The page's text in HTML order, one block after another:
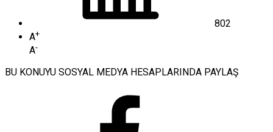
802
A+
A-
BU KONUYU SOSYAL MEDYA HESAPLARINDA PAYLAŞ